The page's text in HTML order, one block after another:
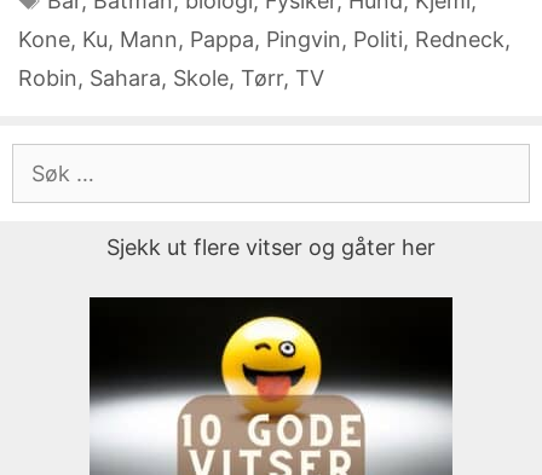
Kone, Ku, Mann, Pappa, Pingvin, Politi, Redneck,
Robin, Sahara, Skole, Tørr, TV
Søk
Sjekk ut flere vitser og gåter her